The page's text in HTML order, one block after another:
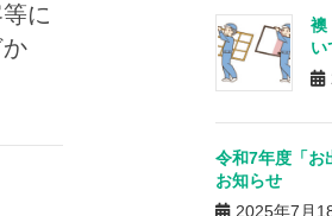
に
襖
い
令和7年度「お
お知らせ
2025年7月